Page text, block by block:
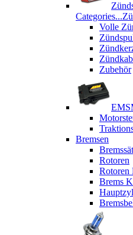
Categories...
Volle
Zubehör
EMS
Bremsen
Rotoren
Rotoren
Brems